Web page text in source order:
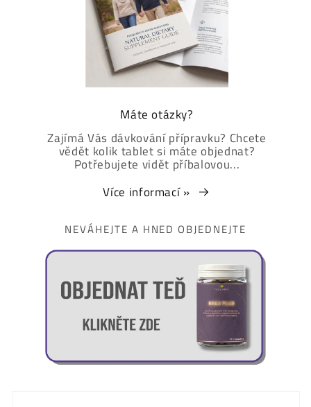
Máte otázky?
Zajímá Vás dávkování přípravku? Chcete
vědět kolik tablet si máte objednat?
Potřebujete vidět příbalovou...
Více informací »
NEVÁHEJTE A HNED OBJEDNEJTE